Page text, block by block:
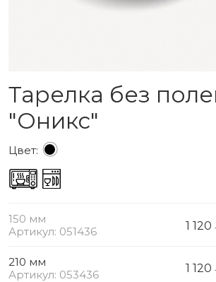
Тарелка без
"Оникс"
Цвет:
150 мм
Артикул: 051436
1 120
210 мм
Артикул: 053436
1 120